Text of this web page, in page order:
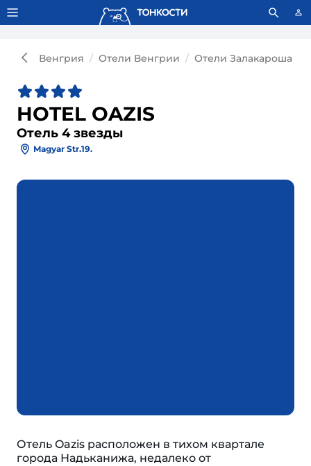
Тонкости используют сookie-файлы. Что это значит?
Венгрия Отели Венгрии Отели Залакароша
HOTEL OAZIS
Отель 4 звезды
Magyar Str.19.
Отель Oazis расположен в тихом квартале
города Надьканижа, недалеко от